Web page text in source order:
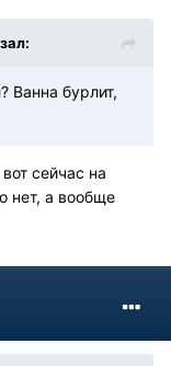
Ванна бурлит,
сейчас на
нет, а вообще